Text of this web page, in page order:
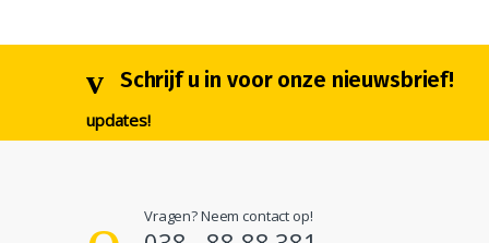
Schrijf u in voor onze nieuwsbrief!
updates!
Vragen? Neem contact op!